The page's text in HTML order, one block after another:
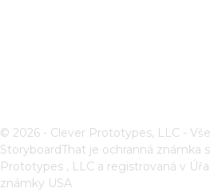
© 2026 - Clever Prototypes, LLC -
StoryboardThat je ochranná známka
Prototypes , LLC a registrovaná v
známky USA